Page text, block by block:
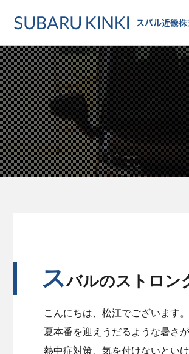
店舗情
地域でさ
地図でさ
試乗車で
カー
カーラ
乗用車
軽自動車
メン
メンテ
車検・定
カーケア
スバルのストロン
こんにちは、松江でございます。
夏本番を迎えうだるような暑さ
熱中症対策、気を付けないといけ